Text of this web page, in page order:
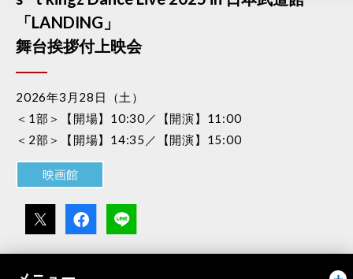
「LANDING」
舞台挨拶付上映会
2026年3月28日（土）
＜1部＞【開場】10:30／【開演】11:00
＜2部＞【開場】14:35／【開演】15:00
映画館